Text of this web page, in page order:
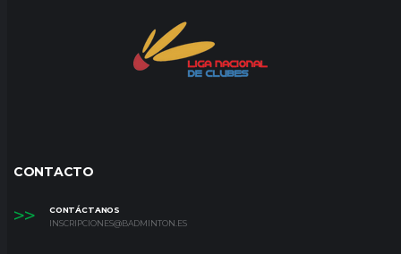
CONTACTO
>>
CONTÁCTANOS
INSCRIPCIONES@BADMINTON.ES